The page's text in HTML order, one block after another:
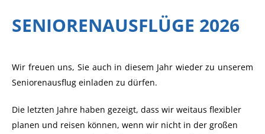
SENIORENAUSFLÜGE 2026
Wir freuen uns, Sie auch in diesem Jahr wieder zu unserem
Seniorenausflug einladen zu dürfen.
Die letzten Jahre haben gezeigt, dass wir weitaus flexibler
planen und reisen können, wenn wir nicht in der großen